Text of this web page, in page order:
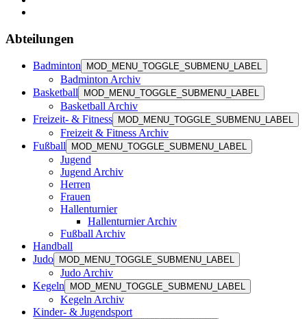
Abteilungen
Badminton MOD_MENU_TOGGLE_SUBMENU_LABEL
Badminton Archiv
Basketball
MOD_MENU_TOGGLE_SUBMENU_LABEL
Basketball Archiv
Freizeit- & Fitness
MOD_MENU_TOGGLE_SUBMENU_LABEL
Freizeit & Fitness Archiv
Fußball
MOD_MENU_TOGGLE_SUBMENU_LABEL
Jugend
Jugend Archiv
Herren
Frauen
Hallenturnier
Hallenturnier Archiv
Fußball Archiv
Handball
Judo
MOD_MENU_TOGGLE_SUBMENU_LABEL
Judo Archiv
Kegeln
MOD_MENU_TOGGLE_SUBMENU_LABEL
Kegeln Archiv
Kinder- & Jugendsport